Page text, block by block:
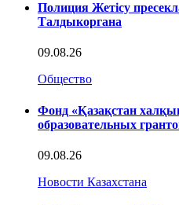
Полиция Жетісу
Талдыкоргана
09.08.26
Общество
Фонд «Қазақстан
образовательных
09.08.26
Новости Казахстана